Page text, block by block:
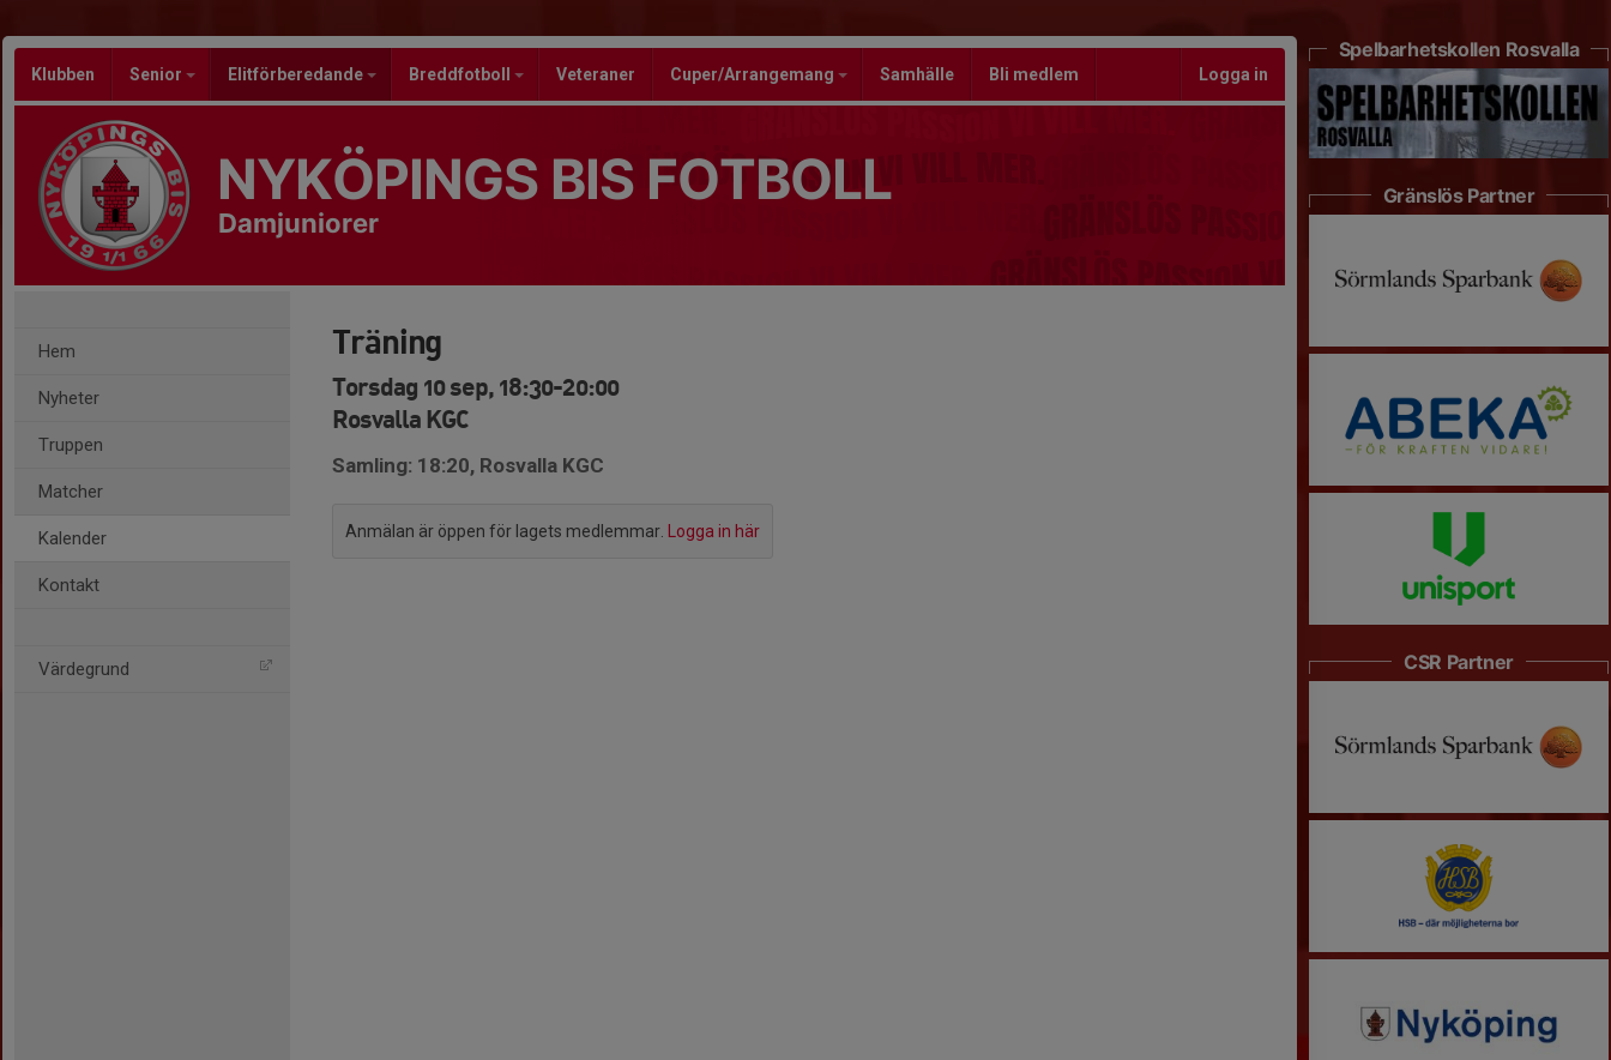
Klubben Senior Elitförberedande Breddfotboll Veteraner Cuper/Arrangemang Samhälle Bli medlem Logga in
NYKÖPINGS BIS FOTBOLL
Damjuniorer
Hem
Nyheter
Truppen
Matcher
Kalender
Kontakt
Värdegrund
Träning
Torsdag 10 sep, 18:30-20:00
Rosvalla KGC
Samling: 18:20, Rosvalla KGC
Anmälan är öppen för lagets medlemmar. Logga in här
Spelbarhetskollen Rosvalla
Gränslös Partner
CSR Partner